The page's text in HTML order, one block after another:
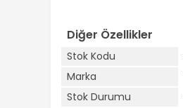
Diğer Özellikler
Stok Kodu
Marka
Stok Durumu